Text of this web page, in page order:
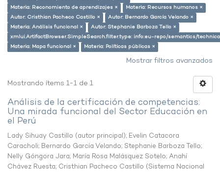
Materia: Reconomiento de aprendizajes ×
Materia: Recursos humanos ×
Autor: Cristhian Pacheco Castillo ×
Autor: Bernardo García Velando ×
Materia: Análisis funcional ×
Autor: Stephanie Barboza Tello ×
xmlui.ArtifactBrowser.SimpleSearch.filter.type: info:eu-repo/semantics/
Materia: Mapa funcional ×
Materia: Políticas públicas ×
Mostrar filtros avanzados
Mostrando ítems 1-1 de 1
Análisis de la certificación de competencias:
Una mirada funcional del Sector Educación en
el Perú
Lady Sihuay Castillo (autor principal); Evelin Catacora
Caracholi; Bernardo García Velando; Stephanie Barboza Tello;
Nelly Góngora Jara; María Rosa Malásquez Sotelo; Anahí
Chávez Ruesta; Cristhian Pacheco Castillo (Sistema Nacional